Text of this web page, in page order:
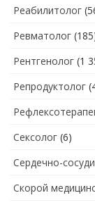
Реабилитолог
Ревматолог
Рентгенолог (1
Репродуктолог
Сексолог (6)
Сердечно-
Скорой